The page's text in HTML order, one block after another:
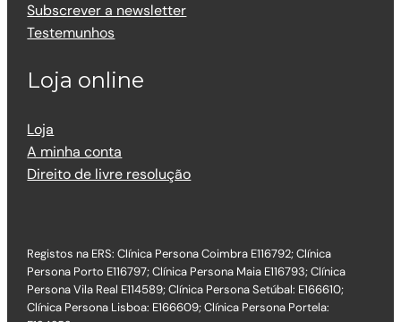
Subscrever a newsletter
Testemunhos
Loja online
Loja
A minha conta
Direito de livre resolução
Registos na ERS: Clínica Persona Coimbra E116792; Clínica
Persona Porto E116797; Clínica Persona Maia E116793; Clínica
Persona Vila Real E114589; Clínica Persona Setúbal: E166610;
Clínica Persona Lisboa: E166609; Clínica Persona Portela: